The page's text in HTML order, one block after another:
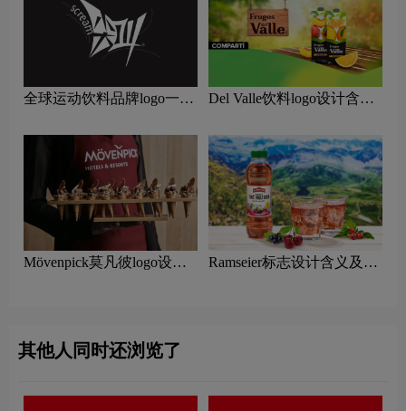
全球运动饮料品牌logo一
Del Valle饮料logo设计含义
Mövenpick莫凡彼logo设计
Ramseier标志设计含义及饮
其他人同时还浏览了